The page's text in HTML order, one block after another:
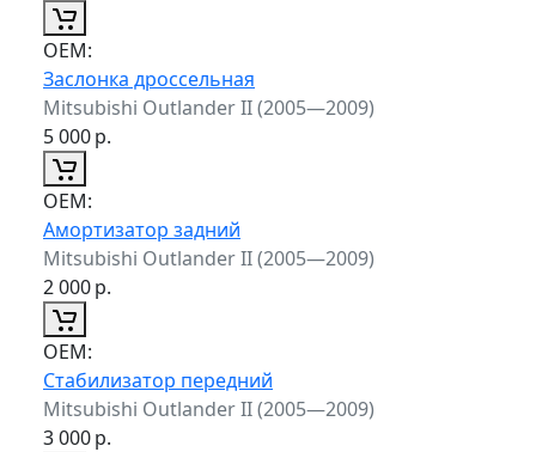
ОЕМ:
Заслонка дроссельная
Mitsubishi Outlander II (2005—2009)
5 000р.
ОЕМ:
Амортизатор задний
Mitsubishi Outlander II (2005—2009)
2 000р.
ОЕМ:
Стабилизатор передний
Mitsubishi Outlander II (2005—2009)
3 000р.